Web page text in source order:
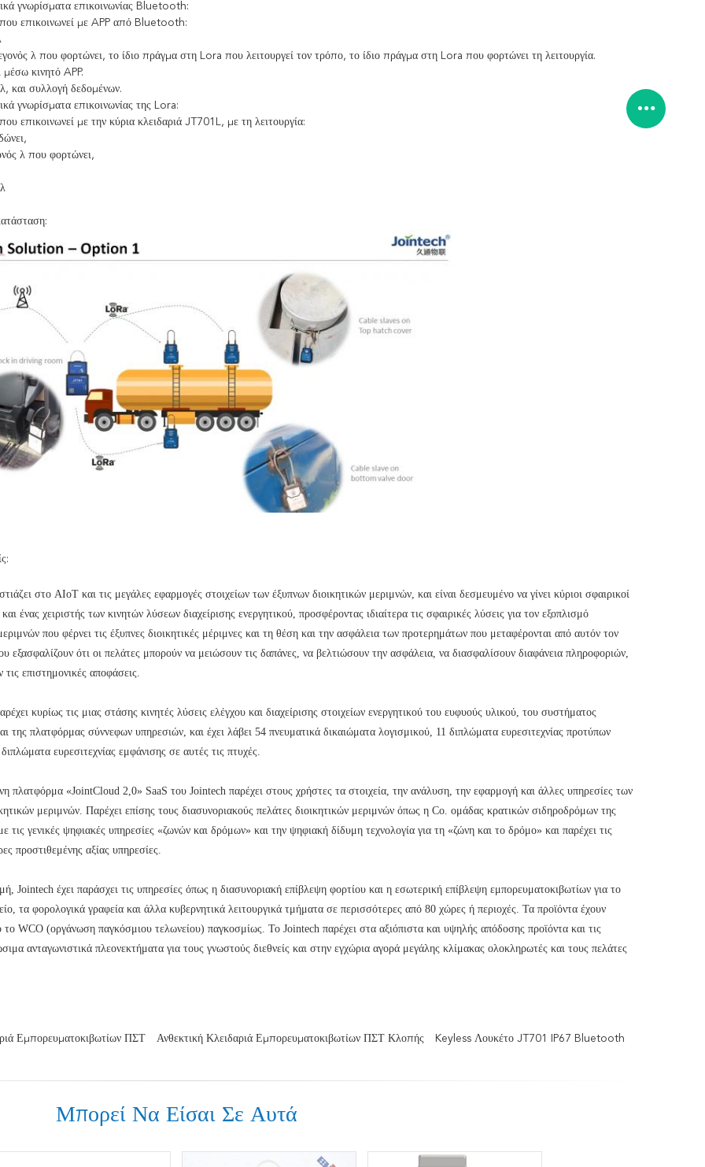
γνωρίσματα επικοινωνίας Bluetooth:
επικοινωνεί με APP από Bluetooth:
λ που φορτώνει, το ίδιο πράγμα στη Lora που λειτουργεί τον τρόπο, το ίδιο πράγμα στη Lora που φορτώνει τη λειτουργία.
κινητό APP.
λ, και συλλογή δεδομένων.
γνωρίσματα επικοινωνίας της Lora:
επικοινωνεί με την κύρια κλειδαριά JT701L, με τη λειτουργία:
λ που φορτώνει,
λ
στο AIoT και τις μεγάλες εφαρμογές στοιχείων των έξυπνων διοικητικών μεριμνών, και είναι δεσμευμένο να γίνει κύριοι σφαιρικοί
ένας χειριστής των κινητών λύσεων διαχείρισης ενεργητικού, προσφέροντας ιδιαίτερα τις σφαιρικές λύσεις για τον εξοπλισμό
που φέρνει τις έξυπνες διοικητικές μέριμνες και τη θέση και την ασφάλεια των προτερημάτων που μεταφέρονται από αυτόν τον
εξασφαλίζουν ότι οι πελάτες μπορούν να μειώσουν τις δαπάνες, να βελτιώσουν την ασφάλεια, να διασφαλίσουν διαφάνεια πληροφοριών,
τις επιστημονικές αποφάσεις.
κυρίως τις μιας στάσης κινητές λύσεις ελέγχου και διαχείρισης στοιχείων ενεργητικού του ευφυούς υλικού, του συστήματος
της πλατφόρμας σύννεφων υπηρεσιών, και έχει λάβει 54 πνευματικά δικαιώματα λογισμικού, 11 διπλώματα ευρεσιτεχνίας προτύπων
ευρεσιτεχνίας εμφάνισης σε αυτές τις πτυχές.
πλατφόρμα «JointCloud 2,0» SaaS του Jointech παρέχει στους χρήστες τα στοιχεία, την ανάλυση, την εφαρμογή και άλλες υπηρεσίες των
μεριμνών. Παρέχει επίσης τους διασυνοριακούς πελάτες διοικητικών μεριμνών όπως η Co. ομάδας κρατικών σιδηροδρόμων της
γενικές ψηφιακές υπηρεσίες «ζωνών και δρόμων» και την ψηφιακή δίδυμη τεχνολογία για τη «ζώνη και το δρόμο» και παρέχει τις
προστιθεμένης αξίας υπηρεσίες.
Jointech έχει παράσχει τις υπηρεσίες όπως η διασυνοριακή επίβλεψη φορτίου και η εσωτερική επίβλεψη εμπορευματοκιβωτίων για το
τα φορολογικά γραφεία και άλλα κυβερνητικά λειτουργικά τμήματα σε περισσότερες από 80 χώρες ή περιοχές. Τα προϊόντα έχουν
το WCO (οργάνωση παγκόσμιου τελωνείου) παγκοσμίως. Το Jointech παρέχει στα αξιόπιστα και υψηλής απόδοσης προϊόντα και τις
ανταγωνιστικά πλεονεκτήματα για τους γνωστούς διεθνείς και στην εγχώρια αγορά μεγάλης κλίμακας ολοκληρωτές και τους πελάτες
Εμπορευματοκιβωτίων ΠΣΤ Ανθεκτική Κλειδαριά Εμπορευματοκιβωτίων ΠΣΤ Κλοπής Keyless Λουκέτο JT701 IP67 Bluetooth
Μπορεί Να Είσαι Σε Αυτά